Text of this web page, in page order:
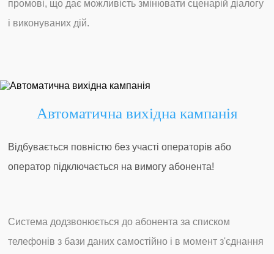
промові, що дає можливість змінювати сценарій діалогу
і виконуваних дій.
Автоматична вихідна кампанія
Відбувається повністю без участі операторів або
оператор підключається на вимогу абонента!
Система додзвонюється до абонента за списком
телефонів з бази даних самостійно і в момент з'єднання